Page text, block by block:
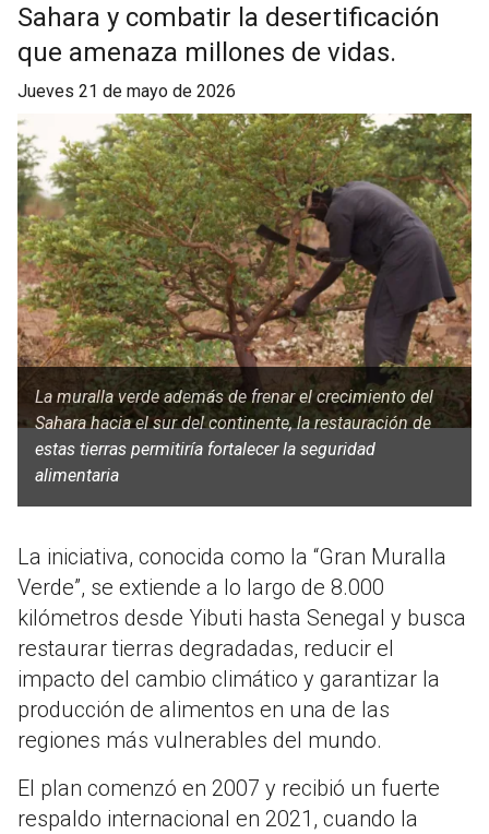
Sahara y combatir la desertificación
que amenaza millones de vidas.
jueves 21 de mayo de 2026
La muralla verde además de frenar el crecimiento del
Sahara hacia el sur del continente, la restauración de
estas tierras permitiría fortalecer la seguridad
alimentaria
La iniciativa, conocida como la “Gran Muralla
Verde”, se extiende a lo largo de 8.000
kilómetros desde Yibuti hasta Senegal y busca
restaurar tierras degradadas, reducir el
impacto del cambio climático y garantizar la
producción de alimentos en una de las
regiones más vulnerables del mundo.
El plan comenzó en 2007 y recibió un fuerte
respaldo internacional en 2021, cuando la